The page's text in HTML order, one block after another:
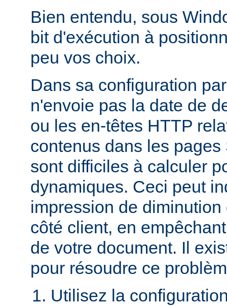
Bien entendu, sous
bit d'exécution à
peu vos choix.
Dans sa configuration
n'envoie pas la date de
ou les en-têtes HTTP
contenus dans les
sont difficiles à calculer
dynamiques. Ceci peut
impression de
côté client, en
de votre document. Il
pour résoudre ce
Utilisez la